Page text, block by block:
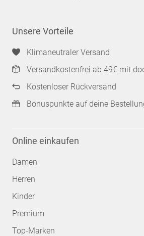
Unsere Vorteile
Klimaneutraler Versand
Versandkostenfrei ab 49€ mit
Kostenloser Rückversand
Bonuspunkte auf deine
Online einkaufen
Damen
Herren
Kinder
Premium
Top-Marken